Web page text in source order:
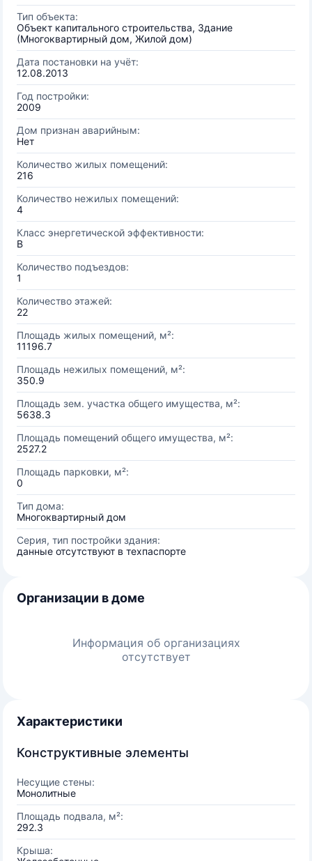
Тип объекта:
Объект капитального строительства, Здание
(Многоквартирный дом, Жилой дом)
Дата постановки на учёт:
12.08.2013
Год постройки:
2009
Дом признан аварийным:
Нет
Количество жилых помещений:
216
Количество нежилых помещений:
4
Класс энергетической эффективности:
B
Количество подъездов:
1
Количество этажей:
22
Площадь жилых помещений, м²:
11196.7
Площадь нежилых помещений, м²:
350.9
Площадь зем. участка общего имущества, м²:
5638.3
Площадь помещений общего имущества, м²:
2527.2
Площадь парковки, м²:
0
Тип дома:
Многоквартирный дом
Серия, тип постройки здания:
данные отсутствуют в техпаспорте
Организации в доме
Информация об организациях
отсутствует
Характеристики
Конструктивные элементы
Несущие стены:
Монолитные
Площадь подвала, м²:
292.3
Крыша: